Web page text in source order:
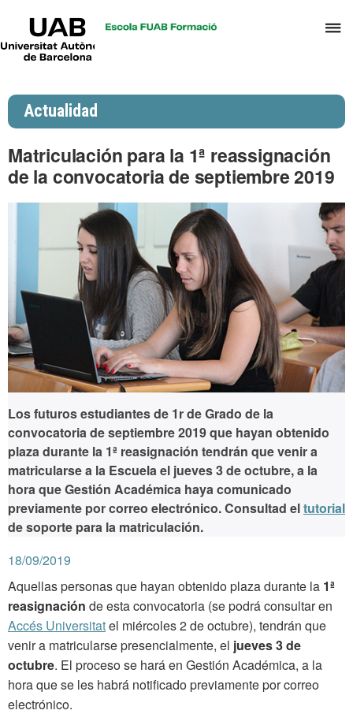
y
Universitat
Actualidad
Matriculación para la 1ª reassignación
de la convocatoria de septiembre 2019
Los futuros estudiantes de 1r de Grado de la
convocatoria de septiembre 2019 que hayan obtenido
plaza durante la 1ª reasignación tendrán que venir a
matricularse a la Escuela el jueves 3 de octubre, a la
hora que Gestión Académica haya comunicado
previamente por correo electrónico. Consultad eltutorial
de soporte para la matriculación.
18/09/2019
Aquellas personas que hayan obtenido plaza durante la 1ª
reasignación de esta convocatoria (se podrá consultar en
Accés Universitatel miércoles 2 de octubre), tendrán que
venir a matricularse presencialmente, el jueves 3 de
octubre. El proceso se hará en Gestión Académica, a la
hora que se les habrá notificado previamente por correo
electrónico.